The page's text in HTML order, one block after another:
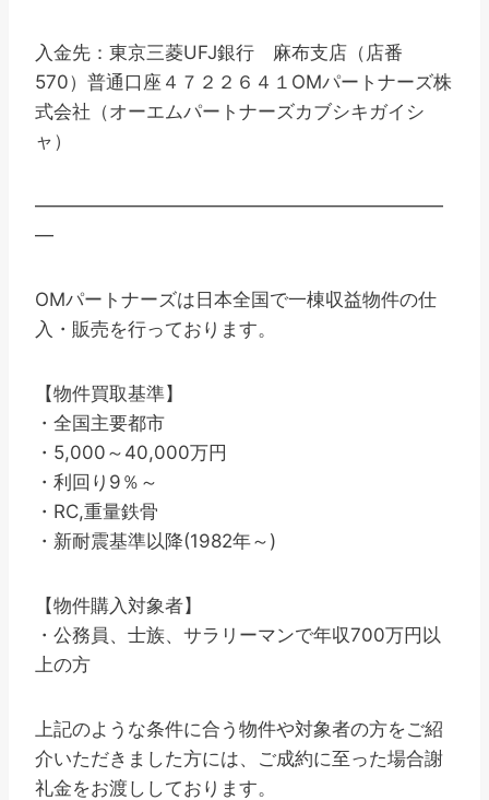
入金先：東京三菱UFJ銀行 麻布支店（店番
570）普通口座４７２２６４１OMパートナーズ株
式会社（オーエムパートナーズカブシキガイシ
ャ）
——————————————————————
—
OMパートナーズは日本全国で一棟収益物件の仕
入・販売を行っております。
【物件買取基準】
・全国主要都市
・5,000～40,000万円
・利回り9％～
・RC,重量鉄骨
・新耐震基準以降(1982年～)
【物件購入対象者】
・公務員、士族、サラリーマンで年収700万円以
上の方
上記のような条件に合う物件や対象者の方をご紹
介いただきました方には、ご成約に至った場合謝
礼金をお渡ししております。